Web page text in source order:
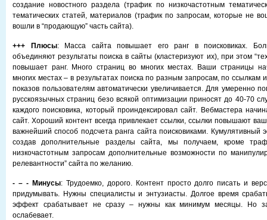
создание новостного раздела (трафик по низкочастотным
тематических статей, материалов (трафик по запросам, которые не
вошли в “продающую” часть сайта).
+++ Плюсы: Масса сайта повышает его ранг в поисковиках.
объединяют результаты поиска в сайты (кластеризуют их), при этом
повышает ранг. Много страниц во многих местах. Ваши страницы
многих местах – в результатах поиска по разным запросам, по ссылкам
показов пользователям автоматически увеличивается. Для умеренно
русскоязычных страниц безо всякой оптимизации приносят до 40-70
каждого поисковика, который проиндексировал сайт. Вебмастера
сайт. Хороший контент всегда привлекает ссылки, ссылки повышают
важнейший способ подсчета ранга сайта поисковиками. Кумулятивный
создав дополнительные разделы сайта, мы получаем, кроме
низкочастотным запросам дополнительные возможности по
релевантности” сайта по желанию.
- – - Минусы: Трудоемко, дорого. Контент просто долго писать и
придумывать. Нужны специалисты и энтузиасты. Долгое время
эффект срабатывает не сразу – нужны как минимум месяцы. Но
ослабевает.